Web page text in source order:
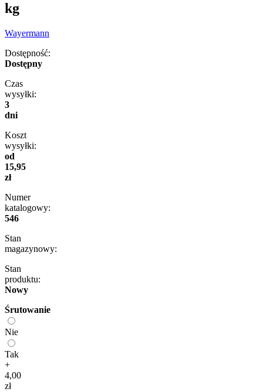
kg
Wayermann
Dostępność:
Dostępny
Czas
wysyłki:
3
dni
Koszt
wysyłki:
od
15,95
zł
Numer
katalogowy:
546
Stan
magazynowy:
Stan
produktu:
Nowy
Śrutowanie
Nie
Tak
+
4,00
zł